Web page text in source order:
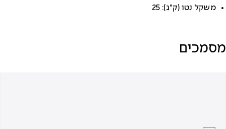
משקל נטו (ק"ג): 25
מסמכים